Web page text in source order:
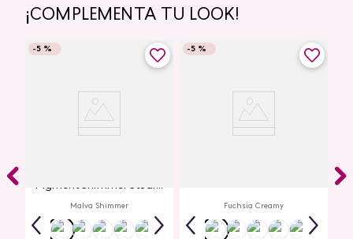
¡COMPLEMENTA TU LOOK!
-5 %
Pigment Shimmer Studio
Look
Malva Shimmer
-5 %
Fuchsia Creamy